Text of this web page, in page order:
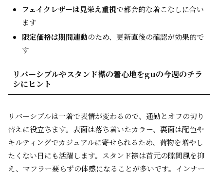
フェイクレザーは見栄え重視で都会的な着こなしに合い
ます
限定価格は期間連動のため、更新直後の確認が効果的で
す
リバーシブルやスタンド襟の着心地をguの今週のチラ
シにヒント
リバーシブルは一着で表情が変わるので、通勤とオフの切り
替えに役立ちます。表面は落ち着いたカラー、裏面は配色や
キルティングでカジュアルに寄せられるため、荷物を増やし
たくない日にも活躍します。スタンド襟は首元の隙間風を抑
え、マフラー要らずの体感になることが多いです。インナー